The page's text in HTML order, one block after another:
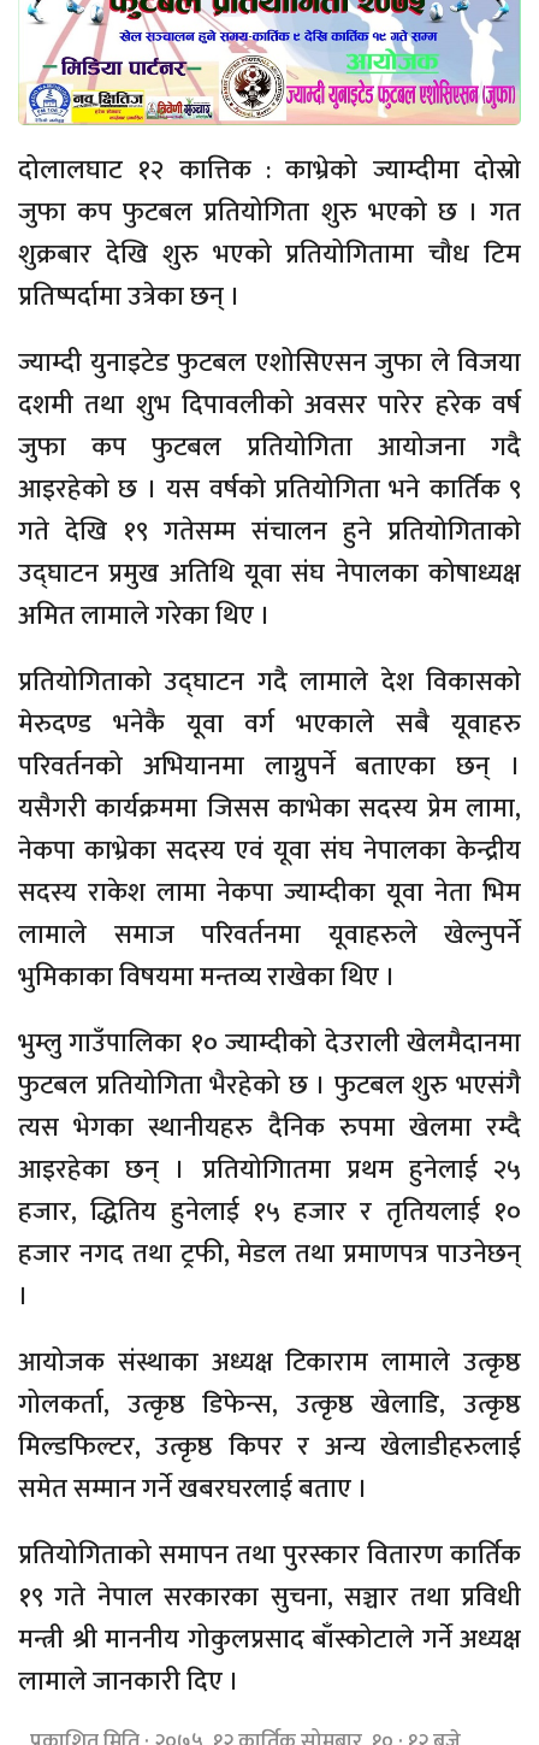
दोलालघाट १२ कात्तिक : काभ्रेको ज्याम्दीमा दोस्रो
जुफा कप फुटबल प्रतियोगिता शुरु भएको छ । गत
शुक्रबार देखि शुरु भएको प्रतियोगितामा चौध टिम
प्रतिष्पर्दामा उत्रेका छन् ।
ज्याम्दी युनाइटेड फुटबल एशोसिएसन जुफा ले विजया
दशमी तथा शुभ दिपावलीको अवसर पारेर हरेक वर्ष
जुफा कप फुटबल प्रतियोगिता आयोजना गदै
आइरहेको छ । यस वर्षको प्रतियोगिता भने कार्तिक ९
गते देखि १९ गतेसम्म संचालन हुने प्रतियोगिताको
उद्घाटन प्रमुख अतिथि यूवा संघ नेपालका कोषाध्यक्ष
अमित लामाले गरेका थिए ।
प्रतियोगिताको उद्घाटन गदै लामाले देश विकासको
मेरुदण्ड भनेकै यूवा वर्ग भएकाले सबै यूवाहरु
परिवर्तनको अभियानमा लाग्नुपर्ने बताएका छन् ।
यसैगरी कार्यक्रममा जिसस काभेका सदस्य प्रेम लामा,
नेकपा काभ्रेका सदस्य एवं यूवा संघ नेपालका केन्द्रीय
सदस्य राकेश लामा नेकपा ज्याम्दीका यूवा नेता भिम
लामाले समाज परिवर्तनमा यूवाहरुले खेल्नुपर्ने
भुमिकाका विषयमा मन्तव्य राखेका थिए ।
भुम्लु गाउँपालिका १० ज्याम्दीको देउराली खेलमैदानमा
फुटबल प्रतियोगिता भैरहेको छ । फुटबल शुरु भएसंगै
त्यस भेगका स्थानीयहरु दैनिक रुपमा खेलमा रम्दै
आइरहेका छन् । प्रतियोगिातमा प्रथम हुनेलाई २५
हजार, द्धितिय हुनेलाई १५ हजार र तृतियलाई १०
हजार नगद तथा ट्रफी, मेडल तथा प्रमाणपत्र पाउनेछन्
।
आयोजक संस्थाका अध्यक्ष टिकाराम लामाले उत्कृष्ठ
गोलकर्ता, उत्कृष्ठ डिफेन्स, उत्कृष्ठ खेलाडि, उत्कृष्ठ
मिल्डफिल्टर, उत्कृष्ठ किपर र अन्य खेलाडीहरुलाई
समेत सम्मान गर्ने खबरघरलाई बताए ।
प्रतियोगिताको समापन तथा पुरस्कार वितारण कार्तिक
१९ गते नेपाल सरकारका सुचना, सञ्चार तथा प्रविधी
मन्त्री श्री माननीय गोकुलप्रसाद बाँस्कोटाले गर्ने अध्यक्ष
लामाले जानकारी दिए ।